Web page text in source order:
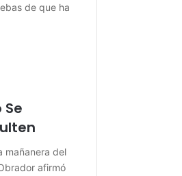
de que ha
Se
mañanera del
afirmó